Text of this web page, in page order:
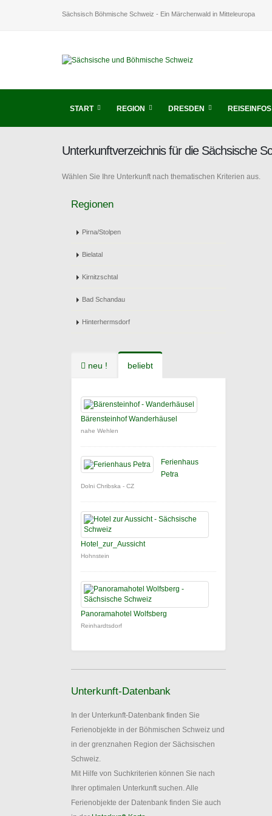
Sächsisch Böhmische Schweiz - Ein Märchenwald in Mitteleuropa
START REGION DRESDEN REISEINFOS
Unterkunftverzeichnis für die Sächsische
Wählen Sie Ihre Unterkunft nach thematischen Kriterien aus.
Regionen
Pirna/Stolpen
Bielatal
Kirnitzschtal
Bad Schandau
Hinterhermsdorf
neu ! beliebt
Bärensteinhof Wanderhäusel
nahe Wehlen
Ferienhaus
Petra
Dolni Chribska - CZ
Hotel_zur_Aussicht
Hohnstein
Panoramahotel Wolfsberg
Reinhardtsdorf
Unterkunft-Datenbank
In der Unterkunft-Datenbank finden Sie
Ferienobjekte in der Böhmischen Schweiz und
in der grenznahen Region der Sächsischen
Schweiz.
Mit Hilfe von Suchkriterien können Sie nach
Ihrer optimalen Unterkunft suchen. Alle
Ferienobjekte der Datenbank finden Sie auch